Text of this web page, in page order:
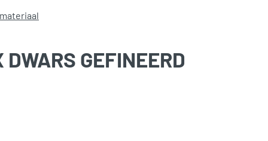
GEFINEERD